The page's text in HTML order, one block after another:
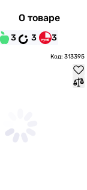
О товаре
3 3 3
Код: 313395